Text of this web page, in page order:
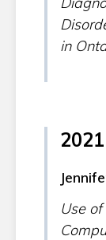
in
2021
Use